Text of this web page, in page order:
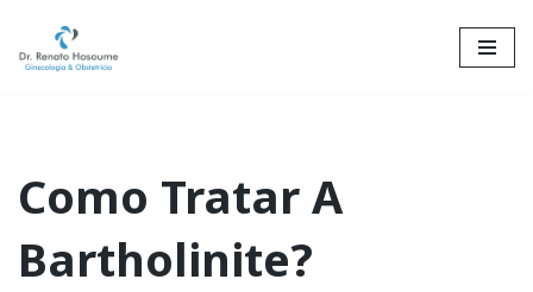
Skip
Como Tratar A
Bartholinite?